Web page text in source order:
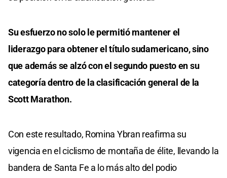
Su esfuerzo no solo le permitió mantener el
liderazgo para obtener el título sudamericano, sino
que además se alzó con el segundo puesto en su
categoría dentro de la clasificación general de la
Scott Marathon.
Con este resultado, Romina Ybran reafirma su
vigencia en el ciclismo de montaña de élite, llevando la
bandera de Santa Fe a lo más alto del podio